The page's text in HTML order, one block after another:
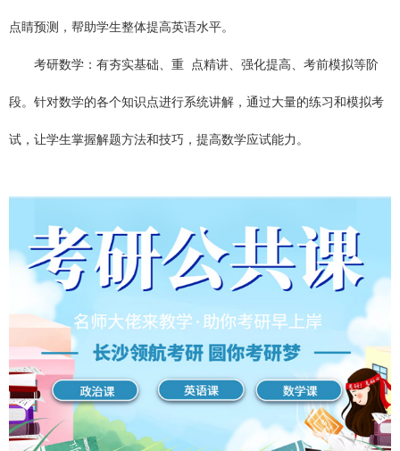
点睛预测，帮助学生整体提高英语水平。
考研数学：有夯实基础、重 点精讲、强化提高、考前模拟等阶
段。针对数学的各个知识点进行系统讲解，通过大量的练习和模拟考
试，让学生掌握解题方法和技巧，提高数学应试能力。